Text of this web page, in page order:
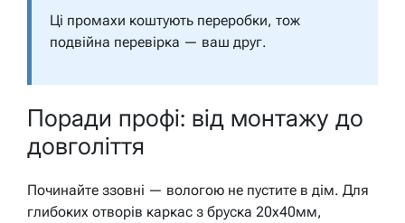
Ці промахи коштують переробки, тож
подвійна перевірка — ваш друг.
Поради профі: від монтажу до
довголіття
Починайте ззовні — вологою не пустите в дім. Для
глибоких отворів каркас з бруска 20х40мм,